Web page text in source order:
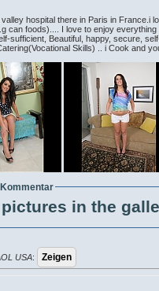
hospital there in Paris in France.i
can foods).... I love to enjoy
Beautiful, happy, secure, self-
Skills) .. i Cook and
in the
USA: